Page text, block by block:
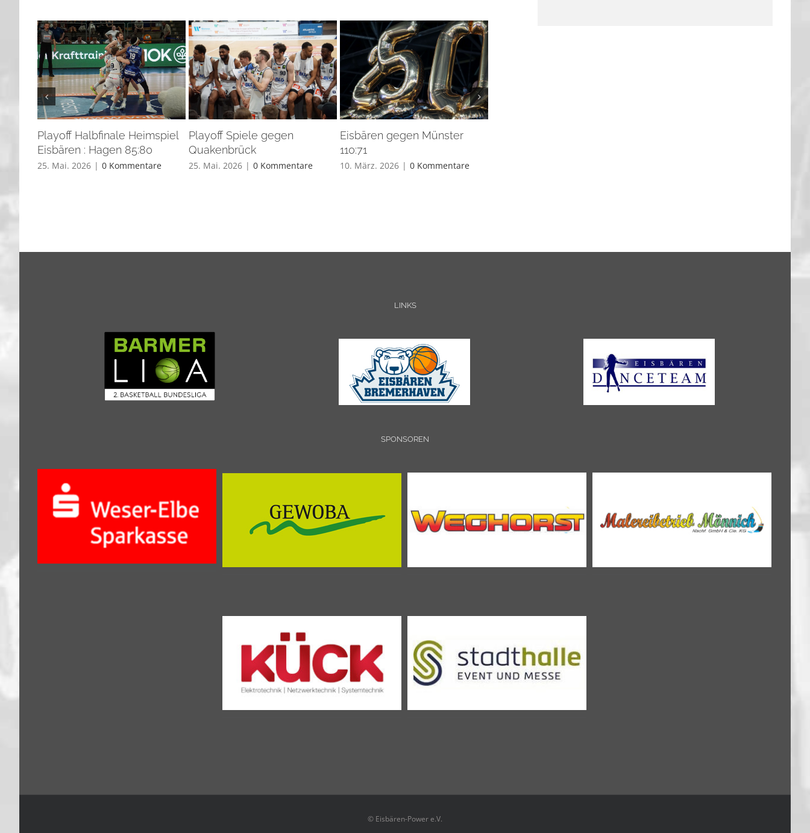
Playoff Halbfinale Heimspiel
Eisbären : Hagen 85:80
25. Mai. 2026 | 0 Kommentare
Playoff Spiele gegen
Quakenbrück
25. Mai. 2026 | 0 Kommentare
Eisbären gegen Münster
110:71
10. März. 2026 | 0 Kommentare
LINKS
SPONSOREN
© Eisbären-Power e.V.